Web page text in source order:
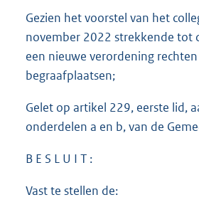
Gezien het voorstel van het
november 2022 strekkende tot
een nieuwe verordening
begraafplaatsen;
Gelet op artikel 229, eerste lid,
onderdelen a en b, van de
B E S L U I T :
Vast te stellen de: